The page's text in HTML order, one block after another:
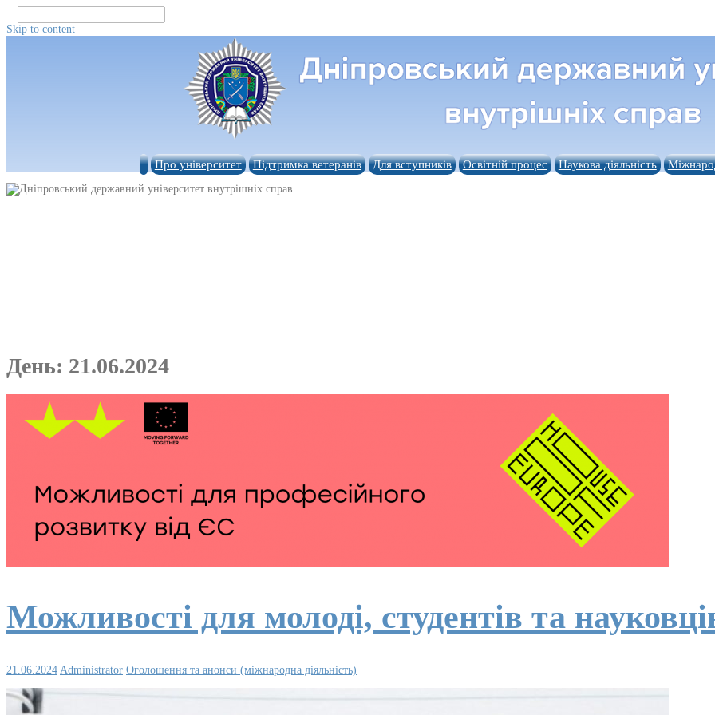
...
Skip to content
Про університет Підтримка ветеранів Для вступників Освітній процес Наукова діяльність
День: 21.06.2024
Можливості для молоді, студентів та
21.06.2024 Administrator Оголошення та анонси (міжнародна діяльність)